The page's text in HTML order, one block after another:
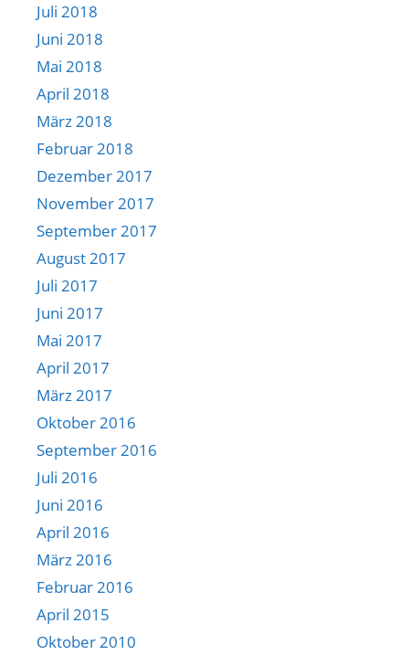
Juli 2018
Juni 2018
Mai 2018
April 2018
März 2018
Februar 2018
Dezember 2017
November 2017
September 2017
August 2017
Juli 2017
Juni 2017
Mai 2017
April 2017
März 2017
Oktober 2016
September 2016
Juli 2016
Juni 2016
April 2016
März 2016
Februar 2016
April 2015
Oktober 2010